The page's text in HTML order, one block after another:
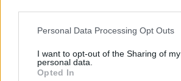
Personal Data Processing Opt Outs
I want to opt-out of the Sharing of my
personal data.
Opted In